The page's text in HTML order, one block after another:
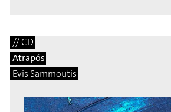
// CD
Atrapós
Evis Sammoutis